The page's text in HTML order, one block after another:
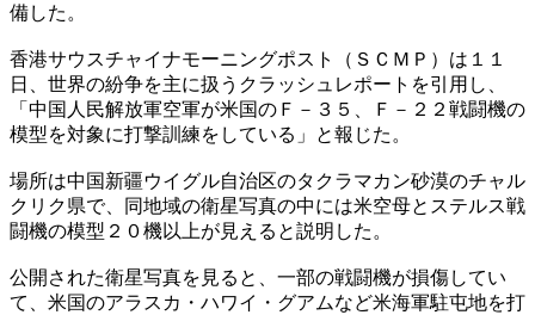
備した。
香港サウスチャイナモーニングポスト（ＳＣＭＰ）は１１
日、世界の紛争を主に扱うクラッシュレポートを引用し、
「中国人民解放軍空軍が米国のＦ－３５、Ｆ－２２戦闘機の
模型を対象に打撃訓練をしている」と報じた。
場所は中国新疆ウイグル自治区のタクラマカン砂漠のチャル
クリク県で、同地域の衛星写真の中には米空母とステルス戦
闘機の模型２０機以上が見えると説明した。
公開された衛星写真を見ると、一部の戦闘機が損傷してい
て、米国のアラスカ・ハワイ・グアムなど米海軍駐屯地を打